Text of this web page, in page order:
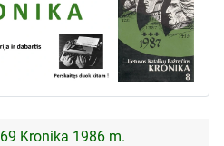
69 Kronika 1986 m.